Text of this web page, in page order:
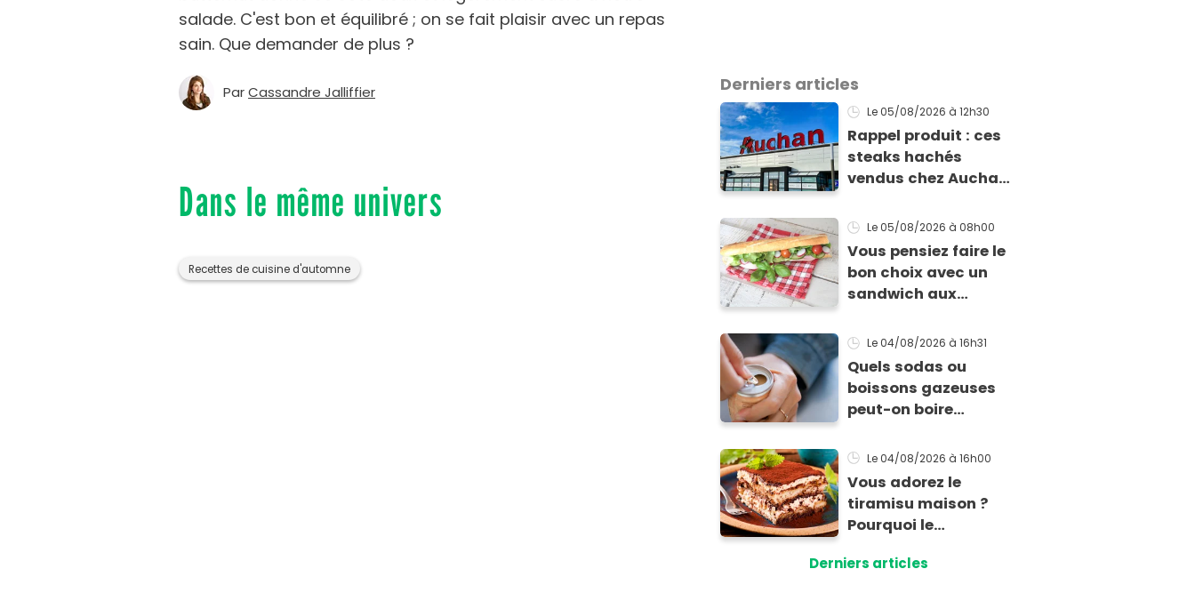
salade. C'est bon et équilibré ; on se fait plaisir avec un repas
sain. Que demander de plus ?
ParCassandre Jalliffier
Dans le même univers
Recettes de cuisine d'automne
Derniers articles
Le 05/08/2026 à 12h30
Rappel produit : ces
steaks hachés
vendus chez Auchan
sanitaire
Le 05/08/2026 à 08h00
Vous pensiez faire le
bon choix avec un
sandwich aux
experte prouve le
contraire
Le 04/08/2026 à 16h31
Quels sodas ou
boissons gazeuses
peut-on boire
grossesse ?
Le 04/08/2026 à 16h00
Vous adorez le
tiramisu maison ?
Pourquoi le
24h au frigo présente
Derniers articles